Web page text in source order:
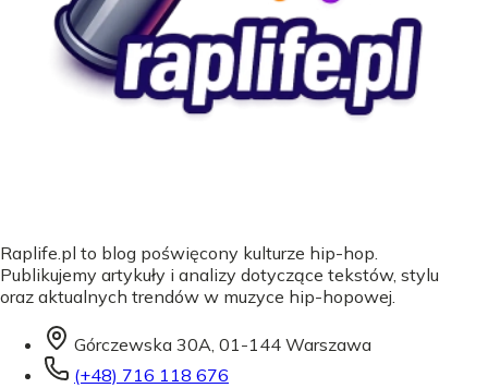
Raplife.pl to blog poświęcony kulturze hip-hop.
Publikujemy artykuły i analizy dotyczące tekstów, stylu
oraz aktualnych trendów w muzyce hip-hopowej.
Górczewska 30A, 01-144 Warszawa
(+48) 716 118 676